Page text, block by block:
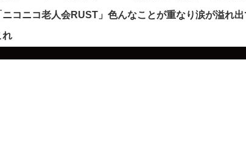
コニコ老人会RUST」色んなことが重なり涙が溢れ
れ